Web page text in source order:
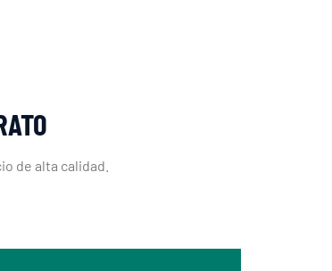
de alta calidad.